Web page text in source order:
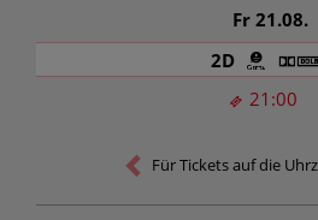
Fr 21.08.
21:00
2D
Für Tickets auf die